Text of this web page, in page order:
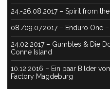
24.-26.08.2017 – Spirit from the
08./09.07.2017 – Enduro One
24.02.2017 – Gumbles & Die
Conne Island
10.12.2016 – Ein paar Bilder
Factory Magdeburg